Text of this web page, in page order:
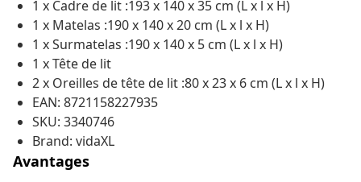
1 x Cadre de lit :193 x 140 x 35 cm (L x l x H)
1 x Matelas :190 x 140 x 20 cm (L x l x H)
1 x Surmatelas :190 x 140 x 5 cm (L x l x H)
1 x Tête de lit
2 x Oreilles de tête de lit :80 x 23 x 6 cm (L x l x H)
EAN: 8721158227935
SKU: 3340746
Brand: vidaXL
Avantages